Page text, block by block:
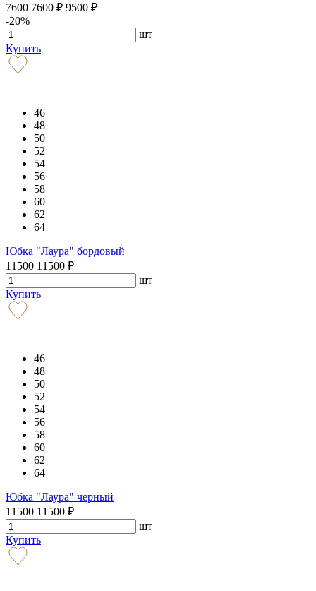
7600 7600 ₽ 9500 ₽
-20%
шт
Купить
46
48
50
52
54
56
58
60
62
64
Юбка "Лаура" бордовый
11500 11500 ₽
шт
Купить
46
48
50
52
54
56
58
60
62
64
Юбка "Лаура" черный
11500 11500 ₽
шт
Купить